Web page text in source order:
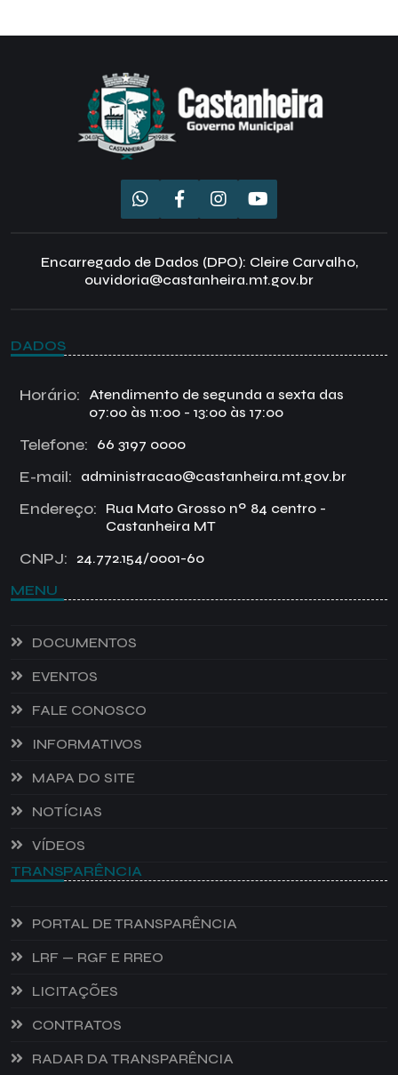
Encarregado de Dados (DPO): Cleire Carvalho,
ouvidoria@castanheira.mt.gov.br
DADOS
Horário:
Atendimento de segunda a sexta das
07:00 às 11:00 - 13:00 às 17:00
Telefone: 66 3197 0000
E-mail: administracao@castanheira.mt.gov.br
Endereço:
Rua Mato Grosso nº 84 centro -
Castanheira MT
CNPJ: 24.772.154/0001-60
MENU
DOCUMENTOS
EVENTOS
FALE CONOSCO
INFORMATIVOS
MAPA DO SITE
NOTÍCIAS
VÍDEOS
TRANSPARÊNCIA
PORTAL DE TRANSPARÊNCIA
LRF — RGF E RREO
LICITAÇÕES
CONTRATOS
RADAR DA TRANSPARÊNCIA